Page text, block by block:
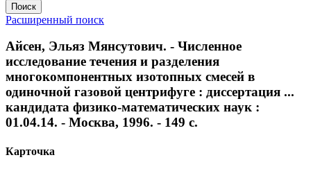
Поиск
Расширенный поиск
Айсен, Эльяз Мянсутович. - Численное
исследование течения и разделения
многокомпонентных изотопных смесей в
одиночной газовой центрифуге : диссертация ...
кандидата физико-математических наук :
01.04.14. - Москва, 1996. - 149 с.
Карточка